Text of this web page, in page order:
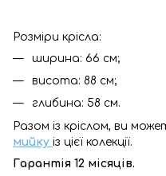
Розміри крісла:
ширина: 66 см;
висота: 88 см;
глибина: 58 см.
Разом із кріслом, ви
мийку із цієї колекції.
Гарантія 12 місяців.